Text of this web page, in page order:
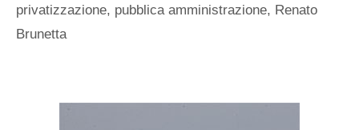
privatizzazione, pubblica amministrazione, Renato
Brunetta